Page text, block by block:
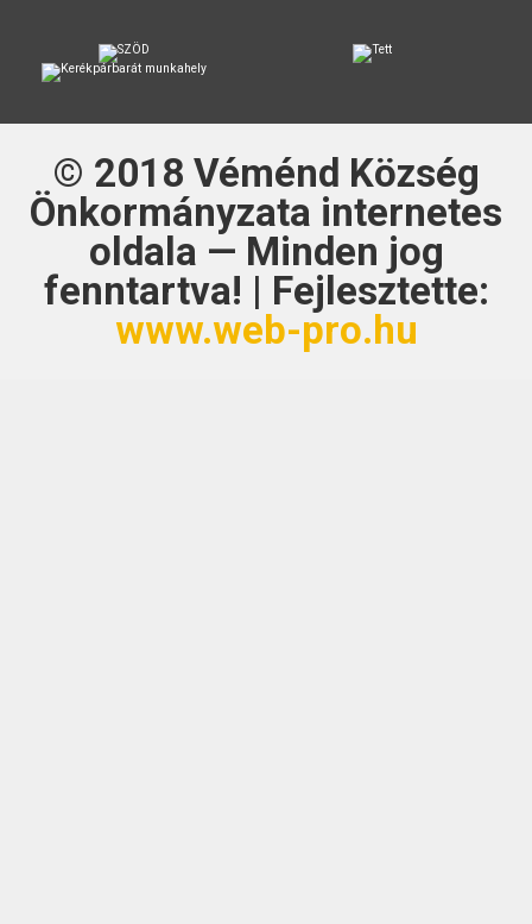
© 2018 Véménd Község
Önkormányzata internetes
oldala — Minden jog
fenntartva! | Fejlesztette:
www.web-pro.hu